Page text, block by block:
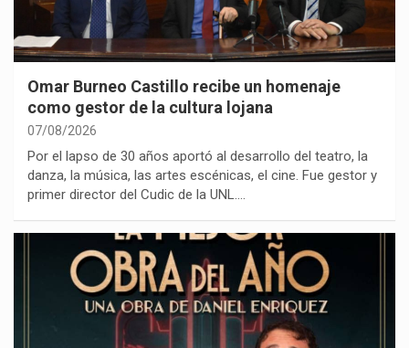
Omar Burneo Castillo recibe un homenaje
como gestor de la cultura lojana
07/08/2026
Por el lapso de 30 años aportó al desarrollo del teatro, la
danza, la música, las artes escénicas, el cine. Fue gestor y
primer director del Cudic de la UNL.…